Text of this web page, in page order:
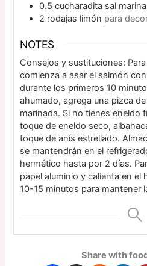
0.5 cucharadita sal marina
2 rodajas limón para
NOTES
Consejos y sustituciones:
comienza a asar el salmón
durante los primeros 10
ahumado, agrega una pizca
marinada. Si no tienes eneldo
toque de eneldo seco,
toque de anís estrellado.
se mantendrán en el
hermético hasta por 2 días.
papel aluminio y calienta en el
10-15 minutos para mantener
Share with